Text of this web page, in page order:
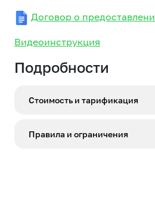
Договор о
Видеоинструкция
Подробности
Стоимость и тарификация
предоставляется бесплатно
Правила и ограничения